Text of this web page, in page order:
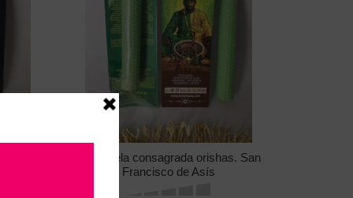
Orula vela consagrada orishas. San
Francisco de Asís